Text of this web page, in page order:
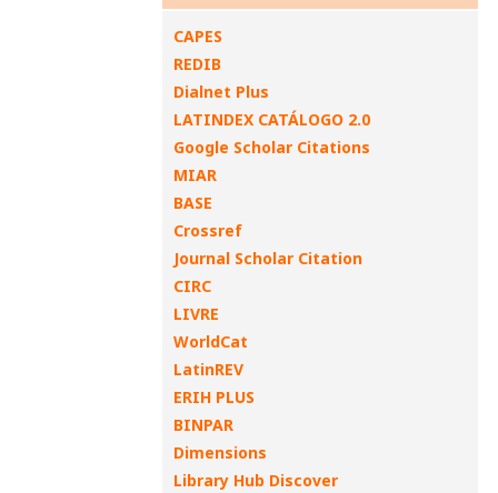
CAPES
REDIB
Dialnet Plus
LATINDEX CATÁLOGO 2.0
Google Scholar Citations
MIAR
BASE
Crossref
Journal Scholar Citation
CIRC
LIVRE
WorldCat
LatinREV
ERIH PLUS
BINPAR
Dimensions
Library Hub Discover